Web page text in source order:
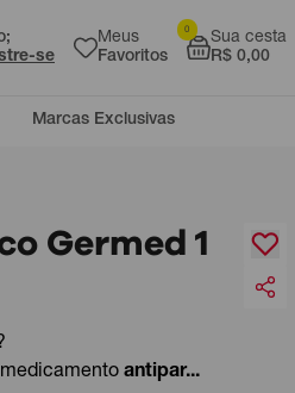
se
Meus
Favoritos
Sua cesta
R$ 0,00
0
Marcas Exclusivas
Germed 1
antipar...